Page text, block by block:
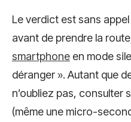
Le verdict est sans
avant de prendre la
smartphone en mode
déranger ». Autant que
n’oubliez pas, consulter
(même une micro-